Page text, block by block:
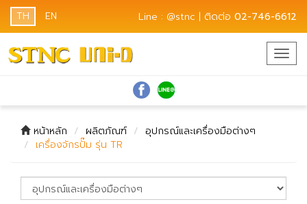
TH EN Line : @stnc | ติดต่อ 02-746-6612
หน้าหลัก ผลิตภัณฑ์
อุปกรณ์และเครื่องมือต่างๆ
เครื่องจักรปั๊ม รุ่น TR